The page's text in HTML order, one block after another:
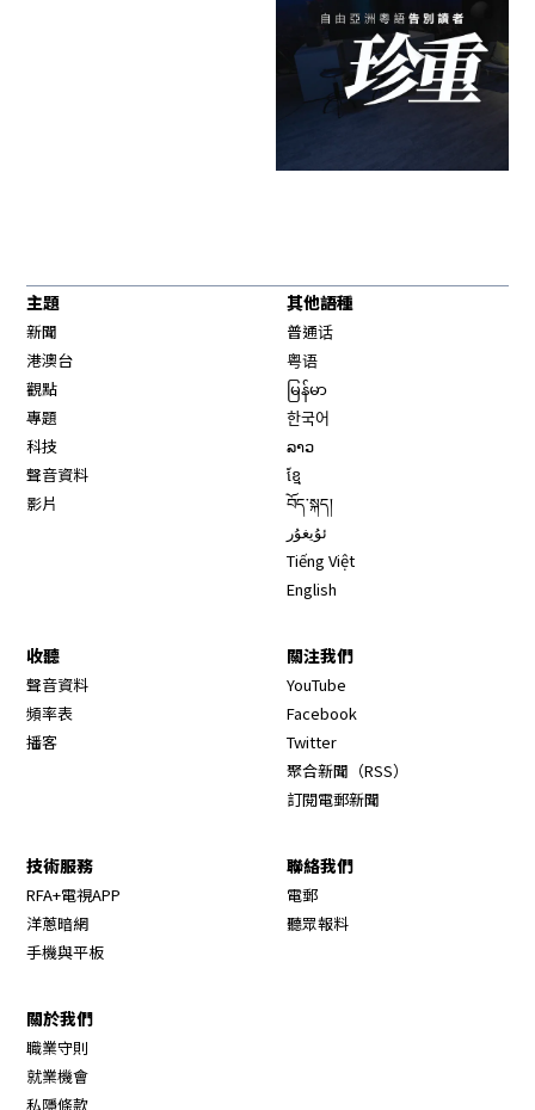
主題
新聞
港澳台
觀點
專題
科技
聲音資料
影片
其他語種
普通话
粤语
မြန်မာ
한국어
ລາວ
ខ្មែ
བོད་སྐད།
ئۇيغۇر
Tiếng Việt
English
收聽
聲音資料
頻率表
播客
關注我們
YouTube
Facebook
Twitter
聚合新聞（RSS）
訂閱電郵新聞
技術服務
RFA+電視APP
洋蔥暗網
手機與平板
聯絡我們
電郵
聽眾報料
關於我們
職業守則
就業機會
私隱條款